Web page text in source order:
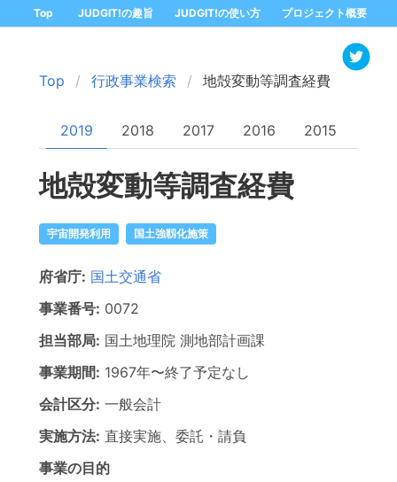
Top JUDGIT!の趣旨 JUDGIT!の使い方 プロジェクト概要
Top 行政事業検索 地殻変動等調査経費
2019 2018 2017 2016 2015
地殻変動等調査経費
宇宙開発利用 国土強靱化施策
府省庁: 国土交通省
事業番号: 0072
担当部局: 国土地理院 測地部計画課
事業期間: 1967年〜終了予定なし
会計区分: 一般会計
実施方法: 直接実施、委託・請負
事業の目的